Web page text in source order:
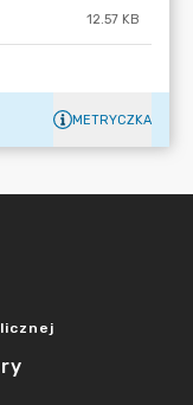
12.57 KB
METRYCZKA